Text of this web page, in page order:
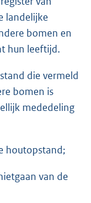
landelijke
bomen en
hun leeftijd.
die vermeld
bomen is
mededeling
houtopstand;
van de